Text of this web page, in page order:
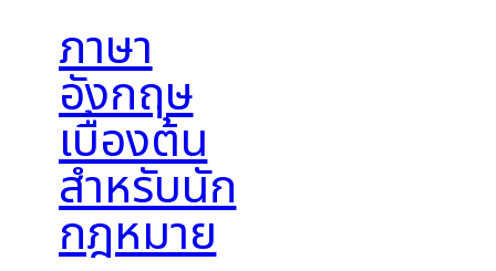
ภาษา
อังกฤษ
เบื้องต้น
สำหรับนัก
กฎหมาย